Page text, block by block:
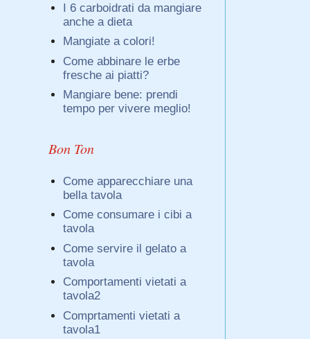
I 6 carboidrati da mangiare
anche a dieta
Mangiate a colori!
Come abbinare le erbe
fresche ai piatti?
Mangiare bene: prendi
tempo per vivere meglio!
Bon Ton
Come apparecchiare una
bella tavola
Come consumare i cibi a
tavola
Come servire il gelato a
tavola
Comportamenti vietati a
tavola2
Comprtamenti vietati a
tavola1